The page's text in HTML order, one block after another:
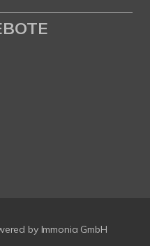
by Immonia GmbH